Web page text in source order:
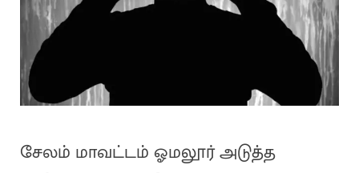
சேலம் மாவட்டம் ஓமலூர் அடுத்த